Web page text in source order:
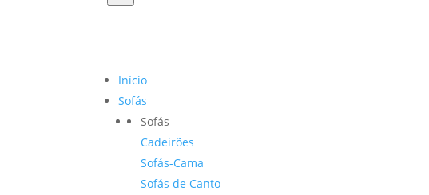
Início
Sofás
Sofás
Cadeirões
Sofás-Cama
Sofás de Canto